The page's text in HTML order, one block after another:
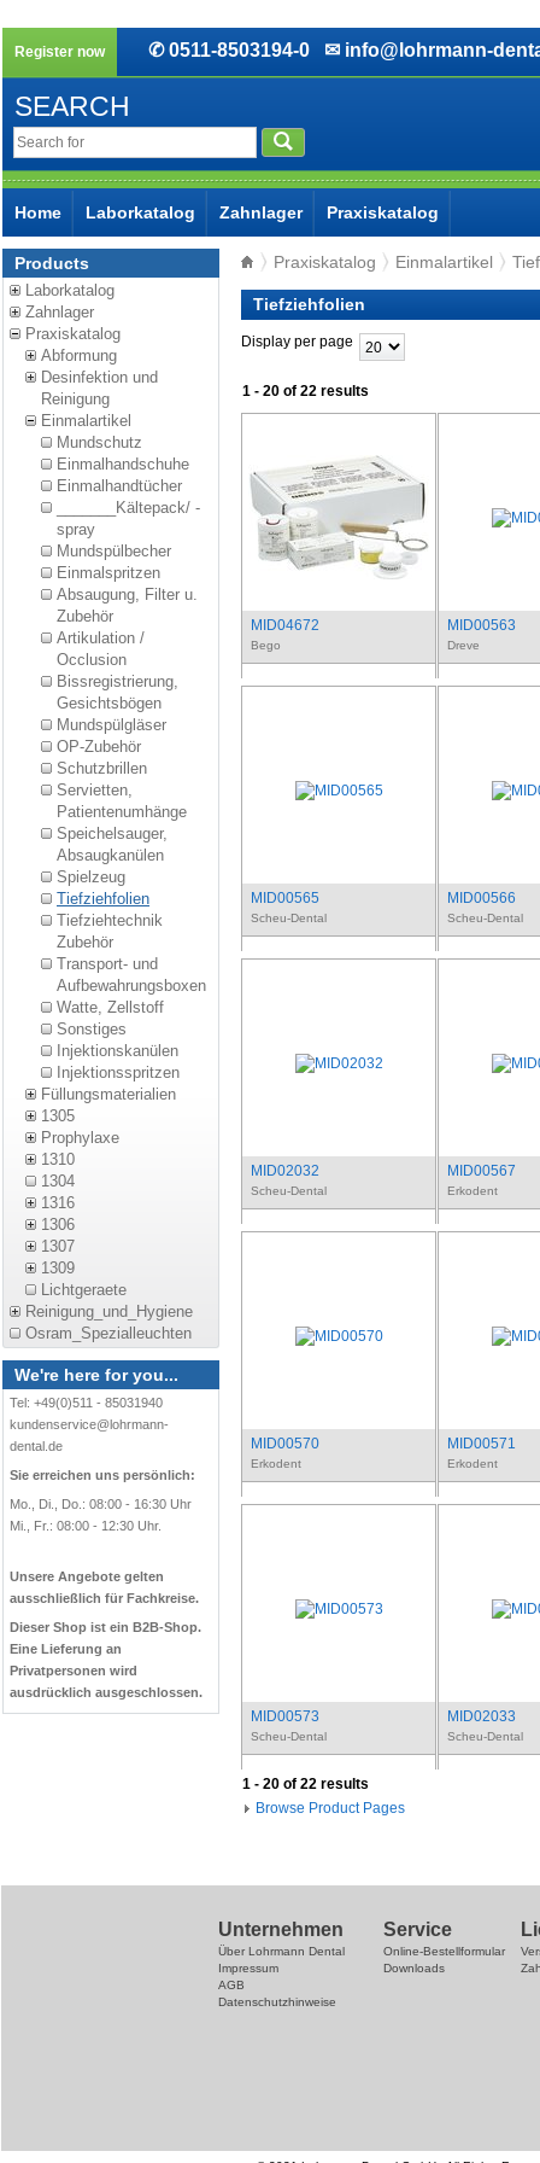
Register now ✆ 0511-8503194-0 ✉ info@lohrmann-
SEARCH
Home Laborkatalog Zahnlager Praxiskatalog
Products
Laborkatalog
Zahnlager
Praxiskatalog
Abformung
Desinfektion und
Reinigung
Einmalartikel
Mundschutz
Einmalhandschuhe
Einmalhandtücher
_______Kältepack/ -
spray
Mundspülbecher
Einmalspritzen
Absaugung, Filter u.
Zubehör
Artikulation /
Occlusion
Bissregistrierung,
Gesichtsbögen
Mundspülgläser
OP-Zubehör
Schutzbrillen
Servietten,
Patientenumhänge
Speichelsauger,
Absaugkanülen
Spielzeug
Tiefziehfolien
Tiefziehtechnik
Zubehör
Transport- und
Aufbewahrungsboxen
Watte, Zellstoff
Sonstiges
Injektionskanülen
Injektionsspritzen
Füllungsmaterialien
1305
Prophylaxe
1310
1304
1316
1306
1307
1309
Lichtgeraete
Reinigung_und_Hygiene
Osram_Spezialleuchten
We're here for you...
Tel: +49(0)511 - 85031940
kundenservice@lohrmann-
dental.de
Sie erreichen uns persönlich:
Mo., Di., Do.: 08:00 - 16:30 Uhr
Mi., Fr.: 08:00 - 12:30 Uhr.
Unsere Angebote gelten
ausschließlich für Fachkreise.
Dieser Shop ist ein B2B-Shop.
Eine Lieferung an
Privatpersonen wird
ausdrücklich ausgeschlossen.
Praxiskatalog Einmalartikel
Tiefziehfolien
Display per page
1 - 20 of 22 results
MID04672
Bego
MID00563
Dreve
MID00565
Scheu-Dental
MID00566
Scheu-Dental
MID02032
Scheu-Dental
MID00567
Erkodent
MID00570
Erkodent
MID00571
Erkodent
MID00573
Scheu-Dental
MID02033
Scheu-Dental
1 - 20 of 22 results
Browse Product Pages
Unternehmen
Über Lohrmann Dental
Impressum
AGB
Datenschutzhinweise
Service
Online-Bestellformular
Downloads